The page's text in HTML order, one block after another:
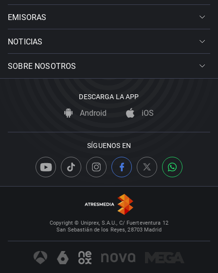
EMISORAS
NOTICIAS
SOBRE NOSOTROS
DESCARGA LA APP
Android iOS
SÍGUENOS EN
Copyright © Uniprex, S.A.U., C/ Fuerteventura 12
San Sebastián de los Reyes, 28703 Madrid